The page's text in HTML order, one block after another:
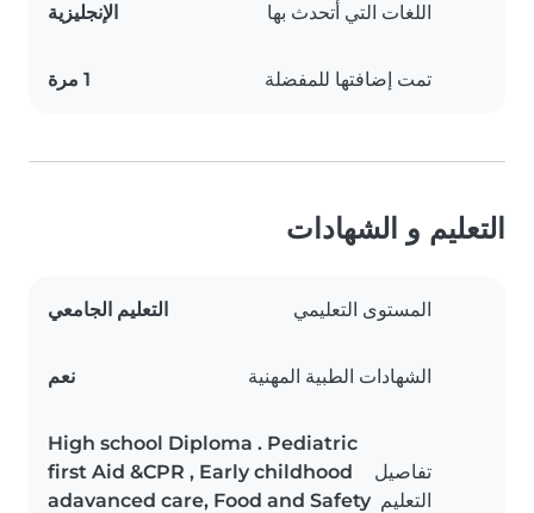
اللغات التي أتحدث بها الإنجليزية
تمت إضافتها للمفضلة 1 مرة
التعليم و الشهادات
المستوى التعليمي التعليم الجامعي
الشهادات الطبية المهنية نعم
تفاصيل
التعليم
High school Diploma . Pediatric
first Aid &CPR , Early childhood
adavanced care, Food and Safety